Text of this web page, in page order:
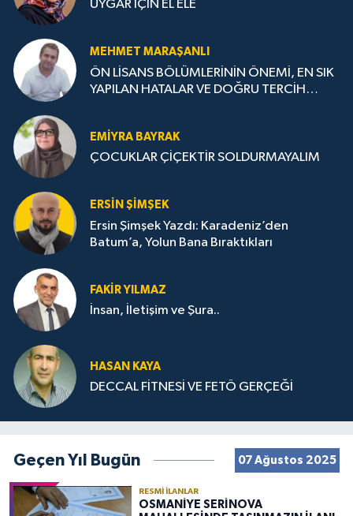
UYGAR İÇİN EL ELE
MEHMET MARAŞANLI
ÖN LİSANS BÖLÜMLERİNİN ÖNEMİ, EN SIK
YAPILAN HATALAR VE DOĞRU TERCİH
EMIYRA BAYRAK
ÇOCUKLAR ÇİÇEKTİR SOLDURMAYALIM
ERSIN ŞIMŞEK
Ersin Şimşek Yazdı: Karadeniz’den
Batum’a, Yolun Bana Bıraktıkları
FAKIR YILMAZ
İnsan, İletişim ve Şura..
HASAN KAYA
DECCAL FİTNESİ VE FETÖ GERÇEĞİ
Geçen Yıl Bugün 07 Ağustos 2025
RESMI İLANLAR
OSMANİYE SERİNOVA